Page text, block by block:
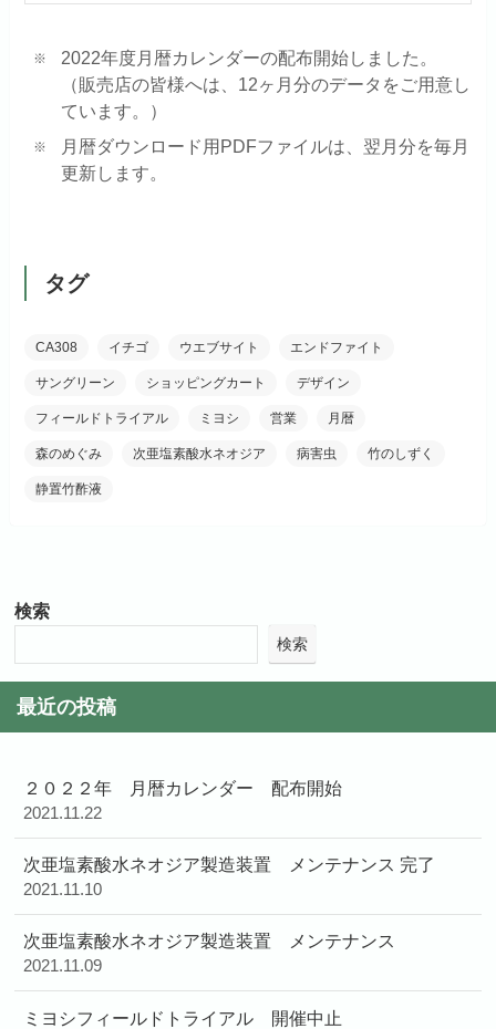
2022年度月暦カレンダーの配布開始しました。
（販売店の皆様へは、12ヶ月分のデータをご用意し
ています。）
月暦ダウンロード用PDFファイルは、翌月分を毎月
更新します。
タグ
CA308 イチゴ ウエブサイト エンドファイト
サングリーン ショッピングカート デザイン
フィールドトライアル ミヨシ 営業 月暦
森のめぐみ 次亜塩素酸水ネオジア 病害虫 竹のしずく
静置竹酢液
検索
検索
最近の投稿
２０２２年 月暦カレンダー 配布開始
2021.11.22
次亜塩素酸水ネオジア製造装置 メンテナンス 完了
2021.11.10
次亜塩素酸水ネオジア製造装置 メンテナンス
2021.11.09
ミヨシフィールドトライアル 開催中止